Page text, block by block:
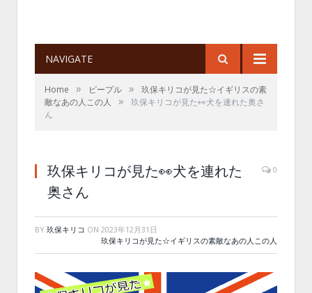
NAVIGATE
Home » ピープル »
玖保キリコが見た☆イギリスの素
敵なあの人この人
»
玖保キリコが見た👀犬を連れた奥さ
ん
玖保キリコが見た👀犬を連れた
奥さん
0
BY 玖保キリコ ON 2023年12月31日
玖保キリコが見た☆イギリスの素敵なあの人この人